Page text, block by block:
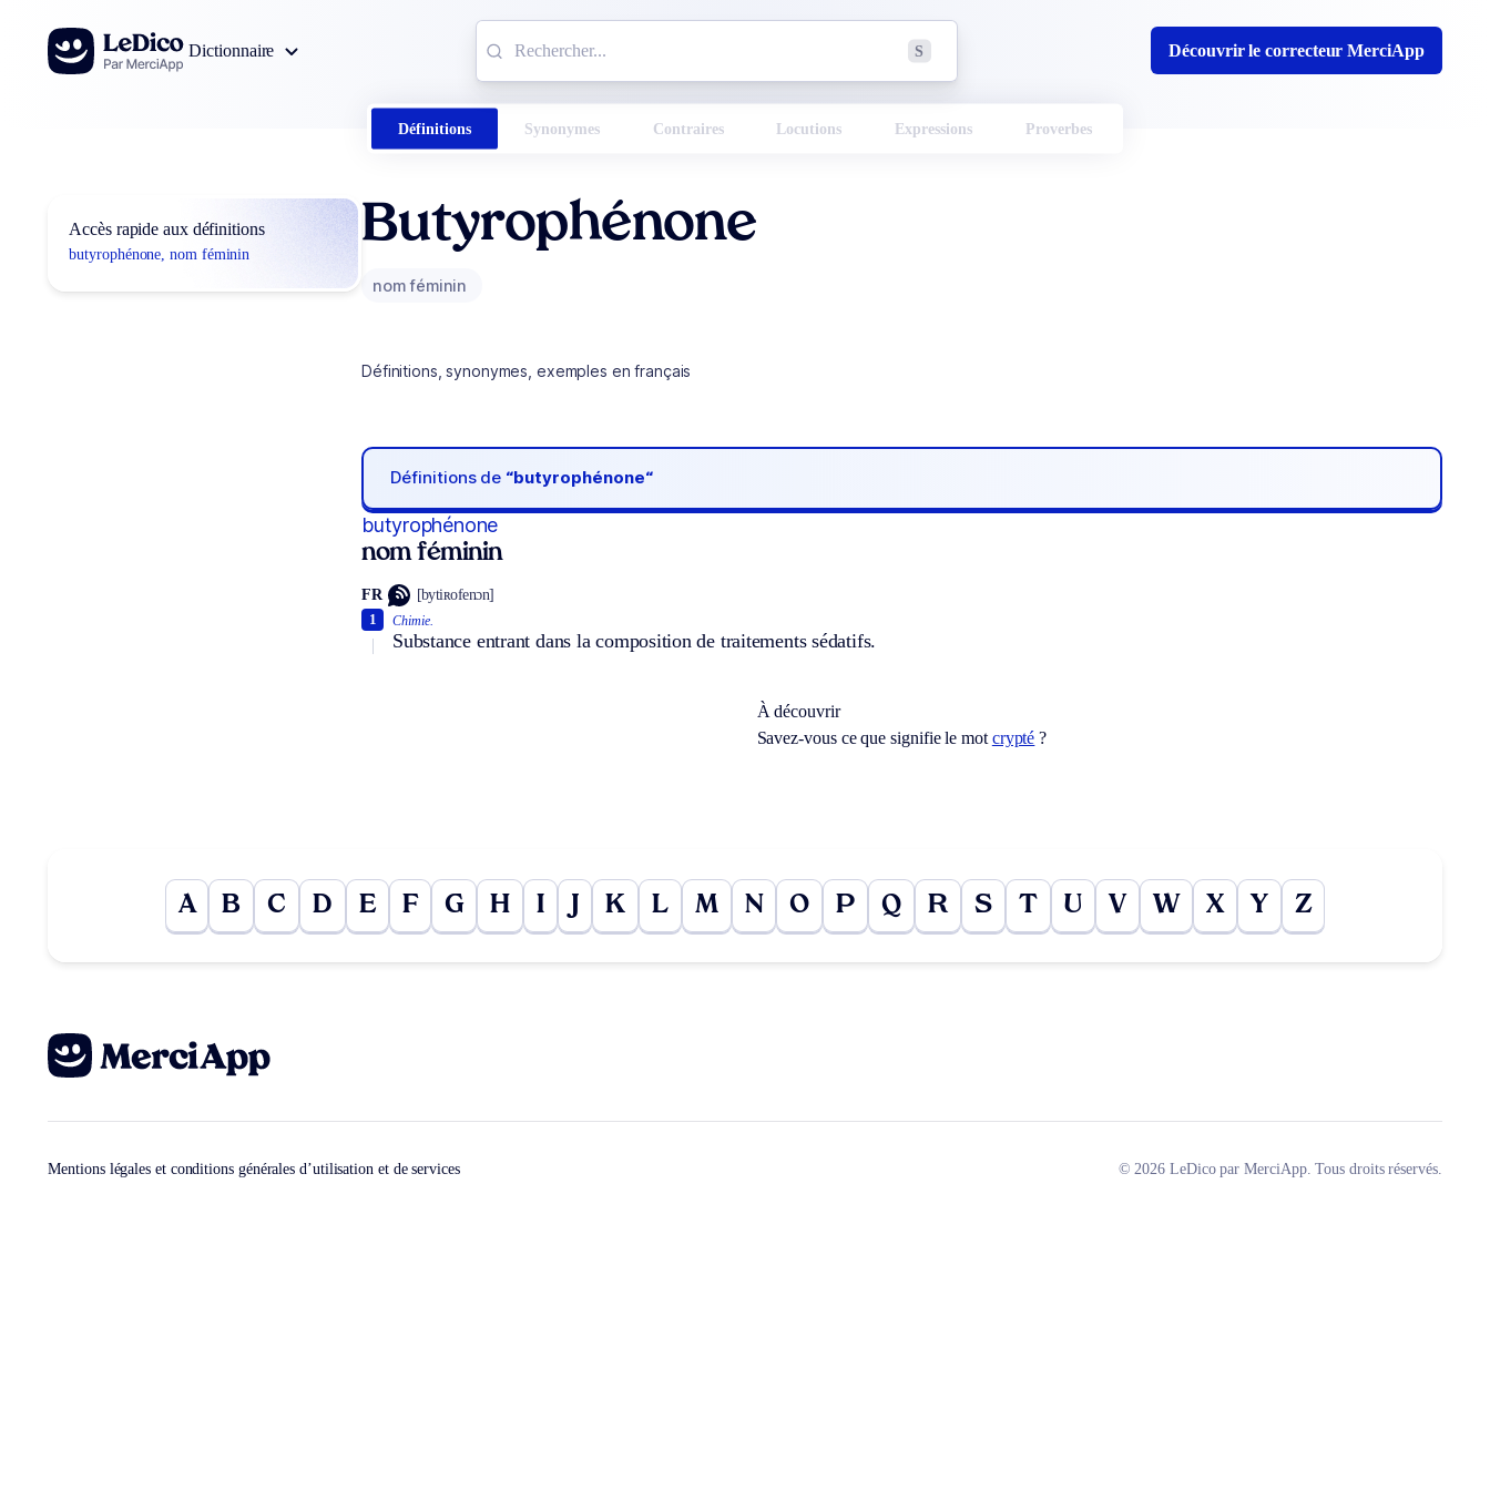
Aller au contenu
Dictionnaire
S Découvrir le correcteur MerciApp
Définitions Synonymes Contraires Locutions Expressions Proverbes
Accès rapide aux définitions
butyrophénone, nom féminin
Butyrophénone
nom féminin
Définitions, synonymes, exemples en français
Définitions de “butyrophénone“
butyrophénone
nom féminin
FR [bytiʀofenɔn]
Chimie.
Substance entrant dans la composition de traitements sédatifs.
1
À découvrir
Savez-vous ce que signifie le mot crypté ?
A B C D E F G H I K L M N O P Q R S T U V W X Y Z
Mentions légales et conditions générales d’utilisation et de services © 2026 LeDico par MerciApp. Tous droits réservés.